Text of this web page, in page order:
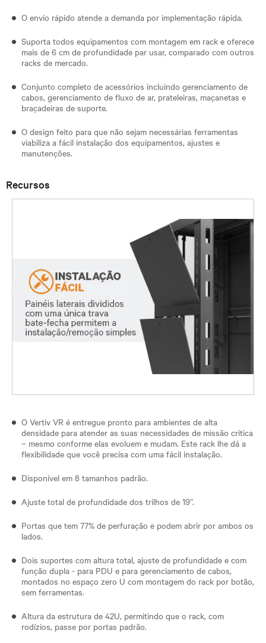
O envio rápido atende a demanda por implementação rápida.
Suporta todos equipamentos com montagem em rack e oferece
mais de 6 cm de profundidade par usar, comparado com outros
racks de mercado.
Conjunto completo de acessórios incluindo gerenciamento de
cabos, gerenciamento de fluxo de ar, prateleiras, maçanetas e
braçadeiras de suporte.
O design feito para que não sejam necessárias ferramentas
viabiliza a fácil instalação dos equipamentos, ajustes e
manutenções.
Recursos
O Vertiv VR é entregue pronto para ambientes de alta
densidade para atender as suas necessidades de missão crítica
– mesmo conforme elas evoluem e mudam. Este rack lhe dá a
flexibilidade que você precisa com uma fácil instalação.
Disponível em 8 tamanhos padrão.
Ajuste total de profundidade dos trilhos de 19”.
Portas que tem 77% de perfuração e podem abrir por ambos os
lados.
Dois suportes com altura total, ajuste de profundidade e com
função dupla - para PDU e para gerenciamento de cabos,
montados no espaço zero U com montagem do rack por botão,
sem ferramentas.
Altura da estrutura de 42U, permitindo que o rack, com
rodízios, passe por portas padrão.